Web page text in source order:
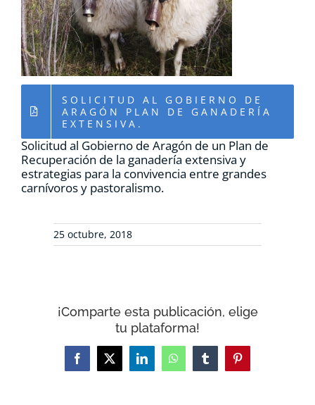
RECURSOS
NOTICIAS
CONTACTO
CARRITO
SOLICITUD AL GOBIERNO DE
ARAGÓN PLAN DE GANADERÍA
EXTENSIVA.
Solicitud al Gobierno de Aragón de un Plan de
Recuperación de la ganadería extensiva y
estrategias para la convivencia entre grandes
carnívoros y pastoralismo.
25 octubre, 2018
¡Comparte esta publicación, elige
tu plataforma!
Facebook
X LinkedInWhatsAppTumblrPinterest